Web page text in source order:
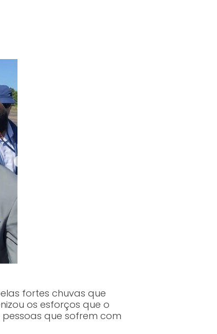
fortes chuvas que
os esforços que o
que sofrem com